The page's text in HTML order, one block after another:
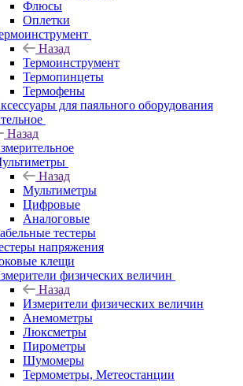
Флюсы
Оплетки
Назад
Термоинструмент
Термопинцеты
Термофены
для паяльного оборудования
Назад
Назад
Мультиметры
Цифровые
Аналоговые
тестеры
напряжения
клещи
физических величин
Назад
Измерители физических величин
Анемометры
Люксметры
Пирометры
Шумомеры
Термометры, Метеостанции